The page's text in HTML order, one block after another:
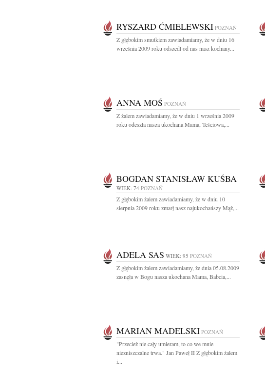
RYSZARD ĆMIELEWSKI POZNAŃ
Z głębokim smutkiem zawiadamiamy, że w dniu 16
września 2009 roku odszedł od nas nasz kochany...
ANNA MOŚ POZNAŃ
Z żalem zawiadamiamy, że w dniu 1 września 2009
roku odeszła nasza ukochana Mama, Teściowa,...
BOGDAN STANISŁAW KUŚBA
WIEK: 74 POZNAŃ
Z głębokim żalem zawiadamiamy, że w dniu 10
sierpnia 2009 roku zmarł nasz najukochańszy Mąż,...
ADELA SAS WIEK: 95 POZNAŃ
Z głębokim żalem zawiadamiamy, że dnia 05.08.2009
zasnęła w Bogu nasza ukochana Mama, Babcia,...
MARIAN MADELSKI POZNAŃ
"Przecież nie cały umieram, to co we mnie
niezniszczalne trwa." Jan Paweł II Z głębokim żalem
i...